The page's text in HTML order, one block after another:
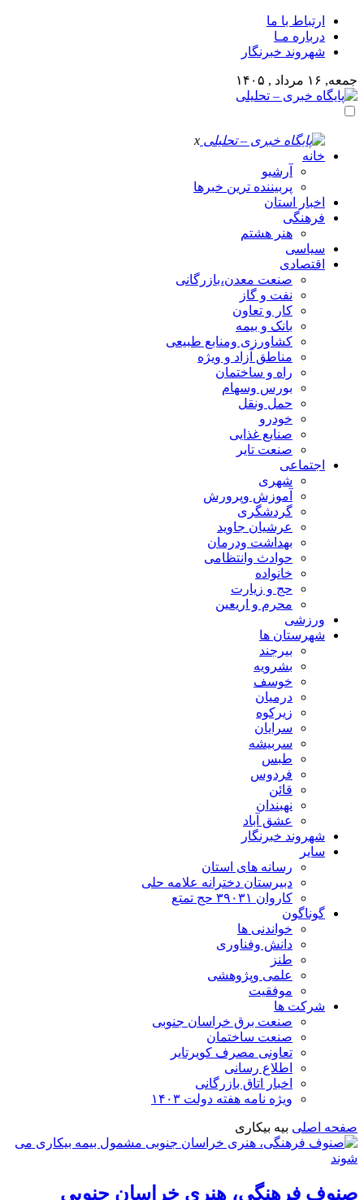
ارتباط با ما
درباره مـا
شهروند خبرنگار
جمعه, ۱۶ مرداد , ۱۴۰۵
x
خانه
آرشیو
پربیننده ترین خبرها
اخبار استان
فرهنگی
هنر هشتم
سیاسی
اقتصادی
صنعت معدن،بازرگانی
نفت و گاز
کار و تعاون
بانک و بیمه
کشاورزی ومنابع طبیعی
مناطق آزاد و ویژه
راه و ساختمان
بورس وسهام
حمل ونقل
خودرو
صنایع غذایی
صنعت تایر
اجتماعی
شهری
آموزش وپرورش
گردشگری
عرشیان جاوید
بهداشت ودرمان
حوادث وانتظامی
خانواده
حج و زیارت
محرم و اریعین
ورزشی
شهرستان ها
بیرجند
بشرویه
خوسف
درمیان
زیرکوه
سرایان
سربیشه
طبس
فردوس
قائن
نهبندان
عشق آباد
شهروند خبرنگار
سایر
رسانه های استان
دبیرستان دخترانه علامه حلی
کاروان ۳۹۰۳۱ حج تمتع
گوناگون
خواندنی ها
دانش وفناوری
طنز
علمی وپژوهشی
موفقیت
شرکت ها
صنعت برق خراسان جنوبی
صنعت ساختمان
تعاونی مصرف کویرتایر
اطلاع رسانی
اخبار اتاق بازرگانی
ویژه نامه هفته دولت ۱۴۰۳
صفحه اصلی بیه بیکاری
صنوف فرهنگی، هنری خراسان جنوبی